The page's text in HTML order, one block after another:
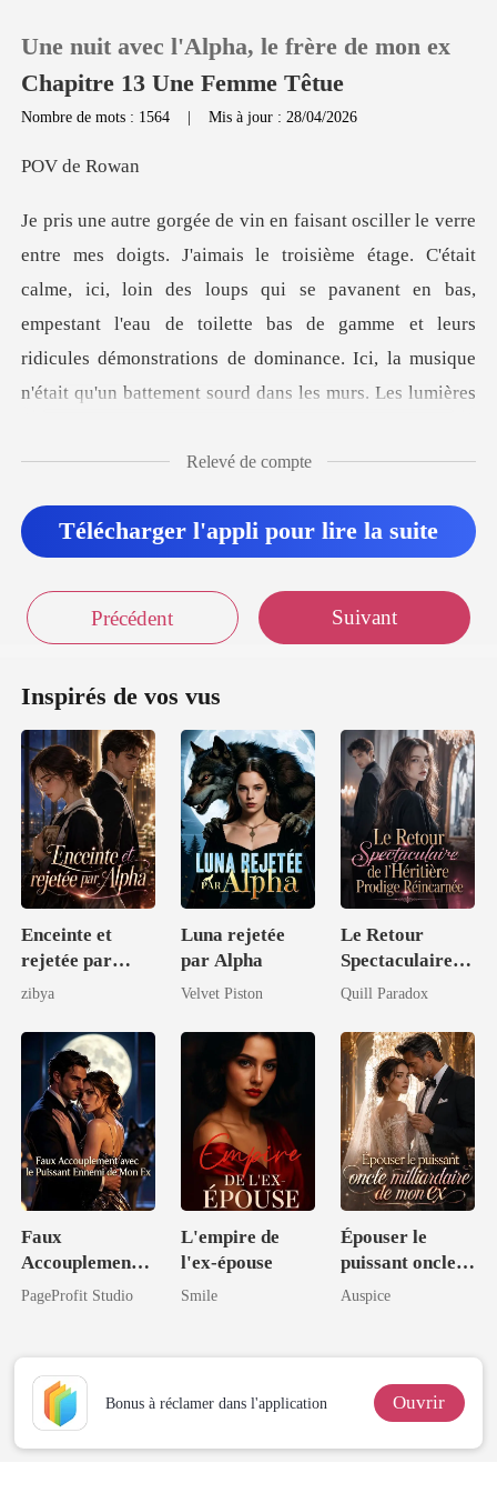
Recharger
Historique
Déconnexion
Une nuit avec l'Alpha, le frère de mon ex
Chapitre 13 Une Femme Têtue
Nombre de mots : 1564 |Mis à jour : 28/04/2026
de R
ait
calme, ici, loin des loups qui se pavanent en bas,
empestant l'eau de toilette bas de gamme et leurs
ridicul
Relevé de compte
Télécharger l'appli pour lire la suite
Précédent Suivant
Inspirés de vos vus
Enceinte et
rejetée par
Alpha
zibya
Luna rejetée
par Alpha
Velvet Piston
Le Retour
Spectaculaire
de l'Héritière
Réincarnée
Quill Paradox
Faux
Accouplement
avec le Puissant
PageProfit Studio
L'empire de
l'ex-épouse
Smile
Épouser le
puissant oncle
milliardaire de
Auspice
Bonus à réclamer dans l'application Ouvrir